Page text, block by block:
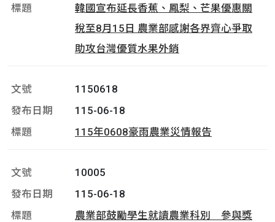
韓國宣布延長香蕉、鳳梨、芒果優惠關
稅至8月15日 農業部感謝各界齊心爭取
助攻台灣優質水果外銷
1150618
115-06-18
115年0608豪雨農業災情報告
10005
115-06-18
農業部鼓勵學生就讀農業科別 參與獎